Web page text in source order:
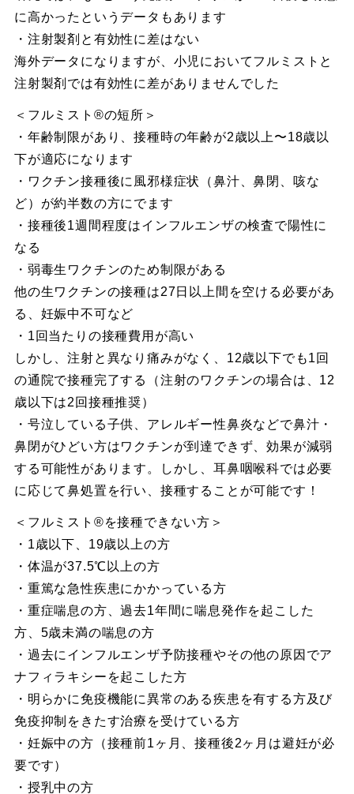
に高かったというデータもあります
・注射製剤と有効性に差はない
海外データになりますが、小児においてフルミストと
注射製剤では有効性に差がありませんでした
＜フルミスト®︎の短所＞
・年齢制限があり、接種時の年齢が2歳以上〜18歳以
下が適応になります
・ワクチン接種後に風邪様症状（鼻汁、鼻閉、咳な
ど）が約半数の方にでます
・接種後1週間程度はインフルエンザの検査で陽性に
なる
・弱毒生ワクチンのため制限がある
他の生ワクチンの接種は27日以上間を空ける必要があ
る、妊娠中不可など
・1回当たりの接種費用が高い
しかし、注射と異なり痛みがなく、12歳以下でも1回
の通院で接種完了する（注射のワクチンの場合は、12
歳以下は2回接種推奨）
・号泣している子供、アレルギー性鼻炎などで鼻汁・
鼻閉がひどい方はワクチンが到達できず、効果が減弱
する可能性があります。しかし、耳鼻咽喉科では必要
に応じて鼻処置を行い、接種することが可能です！
＜フルミスト®︎を接種できない方＞
・1歳以下、19歳以上の方
・体温が37.5℃以上の方
・重篤な急性疾患にかかっている方
・重症喘息の方、過去1年間に喘息発作を起こした
方、5歳未満の喘息の方
・過去にインフルエンザ予防接種やその他の原因でア
ナフィラキシーを起こした方
・明らかに免疫機能に異常のある疾患を有する方及び
免疫抑制をきたす治療を受けている方
・妊娠中の方（接種前1ヶ月、接種後2ヶ月は避妊が必
要です）
・授乳中の方